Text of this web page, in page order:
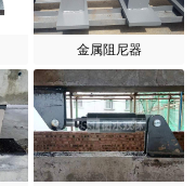
金属阻尼器